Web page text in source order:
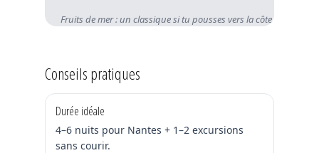
Fruits de mer : un classique si tu pousses vers la côte.
Conseils pratiques
Durée idéale
4–6 nuits pour Nantes + 1–2 excursions
sans courir.